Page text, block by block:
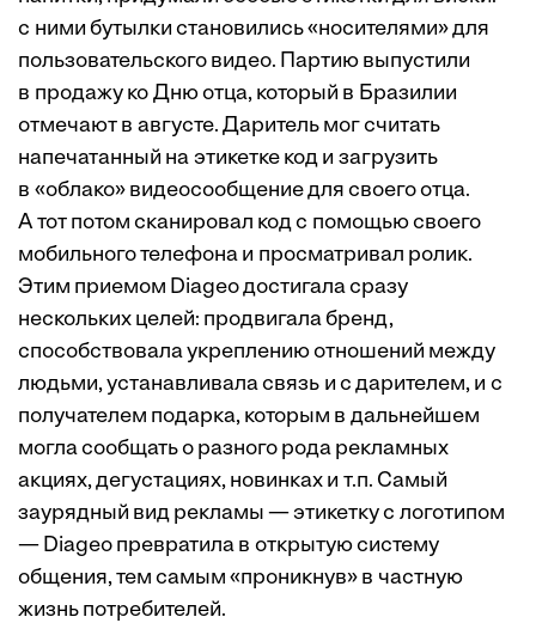
с ними бутылки становились «носителями» для
пользовательского видео. Партию выпустили
в продажу ко Дню отца, который в Бразилии
отмечают в августе. Даритель мог считать
напечатанный на этикетке код и загрузить
в «облако» видеосообщение для своего отца.
А тот потом сканировал код с помощью своего
мобильного телефона и просматривал ролик.
Этим приемом Diageo достигала сразу
нескольких целей: продвигала бренд,
способствовала укреплению отношений между
людьми, устанавливала связь и с дарителем, и с
получателем подарка, которым в дальнейшем
могла сообщать о разного рода рекламных
акциях, дегустациях, новинках и т.п. Самый
заурядный вид рекламы — этикетку с логотипом
— Diageo превратила в открытую систему
общения, тем самым «проникнув» в частную
жизнь потребителей.